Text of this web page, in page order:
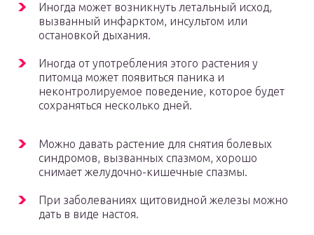
Иногда может возникнуть летальный исход,
вызванный инфарктом, инсультом или
остановкой дыхания.
Иногда от употребления этого растения у
питомца может появиться паника и
неконтролируемое поведение, которое будет
сохраняться несколько дней.
Можно давать растение для снятия болевых
синдромов, вызванных спазмом, хорошо
снимает желудочно-кишечные спазмы.
При заболеваниях щитовидной железы можно
дать в виде настоя.